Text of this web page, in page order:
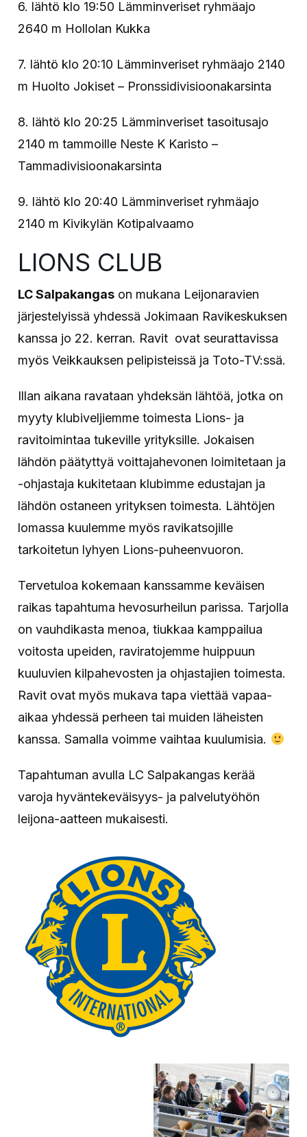
6. lähtö klo 19:50 Lämminveriset ryhmäajo
2640 m Hollolan Kukka
7. lähtö klo 20:10 Lämminveriset ryhmäajo 2140
m Huolto Jokiset – Pronssidivisioonakarsinta
8. lähtö klo 20:25 Lämminveriset tasoitusajo
2140 m tammoille Neste K Karisto –
Tammadivisioonakarsinta
9. lähtö klo 20:40 Lämminveriset ryhmäajo
2140 m Kivikylän Kotipalvaamo
LIONS CLUB
LC Salpakangas on mukana Leijonaravien
järjestelyissä yhdessä Jokimaan Ravikeskuksen
kanssa jo 22. kerran. Ravit ovat seurattavissa
myös Veikkauksen pelipisteissä ja Toto-TV:ssä.
Illan aikana ravataan yhdeksän lähtöä, jotka on
myyty klubiveljiemme toimesta Lions- ja
ravitoimintaa tukeville yrityksille. Jokaisen
lähdön päätyttyä voittajahevonen loimitetaan ja
-ohjastaja kukitetaan klubimme edustajan ja
lähdön ostaneen yrityksen toimesta. Lähtöjen
lomassa kuulemme myös ravikatsojille
tarkoitetun lyhyen Lions-puheenvuoron.
Tervetuloa kokemaan kanssamme keväisen
raikas tapahtuma hevosurheilun parissa. Tarjolla
on vauhdikasta menoa, tiukkaa kamppailua
voitosta upeiden, raviratojemme huippuun
kuuluvien kilpahevosten ja ohjastajien toimesta.
Ravit ovat myös mukava tapa viettää vapaa-
aikaa yhdessä perheen tai muiden läheisten
kanssa. Samalla voimme vaihtaa kuulumisia.
Tapahtuman avulla LC Salpakangas kerää
varoja hyväntekeväisyys- ja palvelutyöhön
leijona-aatteen mukaisesti.